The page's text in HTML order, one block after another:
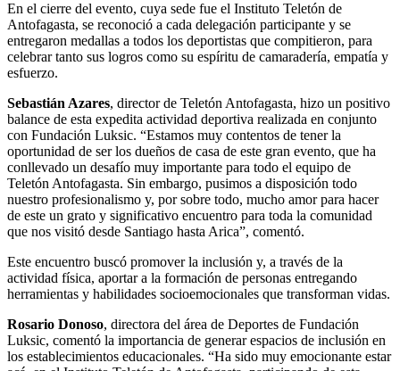
En el cierre del evento, cuya sede fue el Instituto Teletón de
Antofagasta, se reconoció a cada delegación participante y se
entregaron medallas a todos los deportistas que compitieron, para
celebrar tanto sus logros como su espíritu de camaradería, empatía y
esfuerzo.
Sebastián Azares, director de Teletón Antofagasta, hizo un positivo
balance de esta expedita actividad deportiva realizada en conjunto
con Fundación Luksic. “Estamos muy contentos de tener la
oportunidad de ser los dueños de casa de este gran evento, que ha
conllevado un desafío muy importante para todo el equipo de
Teletón Antofagasta. Sin embargo, pusimos a disposición todo
nuestro profesionalismo y, por sobre todo, mucho amor para hacer
de este un grato y significativo encuentro para toda la comunidad
que nos visitó desde Santiago hasta Arica”, comentó.
Este encuentro buscó promover la inclusión y, a través de la
actividad física, aportar a la formación de personas entregando
herramientas y habilidades socioemocionales que transforman vidas.
Rosario Donoso, directora del área de Deportes de Fundación
Luksic, comentó la importancia de generar espacios de inclusión en
los establecimientos educacionales. “Ha sido muy emocionante estar